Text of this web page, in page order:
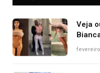
Veja
West